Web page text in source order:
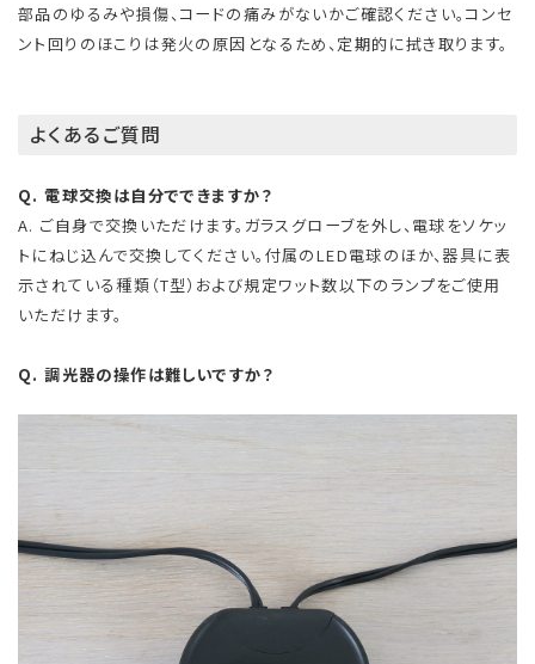
部品のゆるみや損傷、コードの痛みがないかご確認ください。コンセ
ント回りのほこりは発火の原因となるため、定期的に拭き取ります。
よくあるご質問
Q. 電球交換は自分でできますか？
A. ご自身で交換いただけます。ガラスグローブを外し、電球をソケッ
トにねじ込んで交換してください。付属のLED電球のほか、器具に表
示されている種類（T型）および規定ワット数以下のランプをご使用
いただけます。
Q. 調光器の操作は難しいですか？